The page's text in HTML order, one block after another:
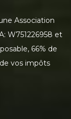
Association
W751226958 et
66% de
vos impôts